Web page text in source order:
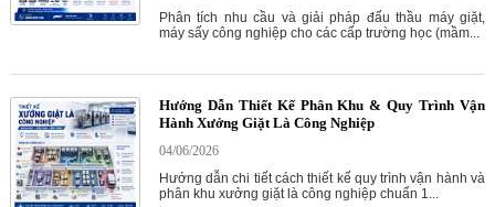
Phân tích nhu cầu và giải pháp đấu thầu máy giặt,
máy sấy công nghiệp cho các cấp trường học (mầm...
Hướng Dẫn Thiết Kế Phân Khu & Quy Trình Vận
Hành Xưởng Giặt Là Công Nghiệp
04/06/2026
Hướng dẫn chi tiết cách thiết kế quy trình vận hành và
phân khu xưởng giặt là công nghiệp chuẩn 1...